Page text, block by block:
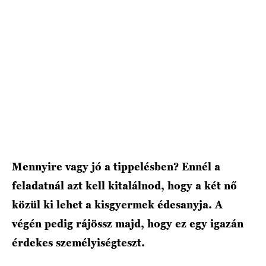
Mennyire vagy jó a tippelésben? Ennél a
feladatnál azt kell kitalálnod, hogy a két nő
közül ki lehet a kisgyermek édesanyja. A
végén pedig rájössz majd, hogy ez egy igazán
érdekes személyiségteszt.